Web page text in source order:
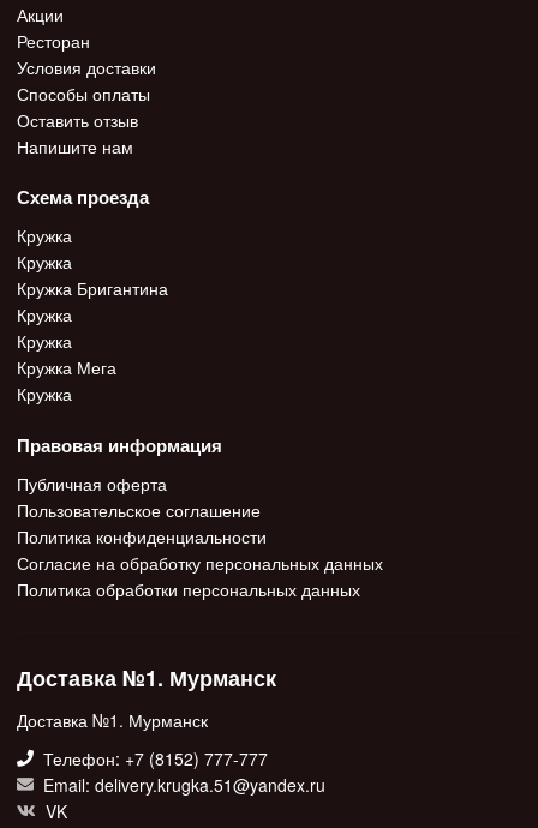
Акции
Ресторан
Условия доставки
Способы оплаты
Оставить отзыв
Напишите нам
Схема проезда
Кружка
Кружка
Кружка Бригантина
Кружка
Кружка
Кружка Мега
Кружка
Правовая информация
Публичная оферта
Пользовательское соглашение
Политика конфиденциальности
Согласие на обработку персональных данных
Политика обработки персональных данных
Доставка №1. Мурманск
Доставка №1. Мурманск
Телефон: +7 (8152) 777-777
Email: delivery.krugka.51@yandex.ru
VK